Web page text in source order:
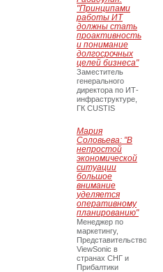
"Принципами
работы ИТ
должны стать
проактивность
и понимание
долгосрочных
целей бизнеса"
Заместитель
генерального
директора по ИТ-
инфраструктуре,
ГК CUSTIS
Мария
Соловьева: "В
непростой
экономической
ситуации
большое
внимание
уделяется
оперативному
планированию"
Менеджер по
маркетингу,
Представительство
ViewSonic в
странах СНГ и
Прибалтики